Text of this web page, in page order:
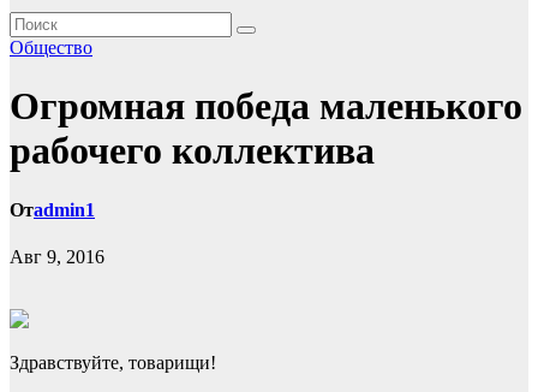
Общество
Огромная победа маленького
рабочего коллектива
Отadmin1
Авг 9, 2016
Здравствуйте, товарищи!